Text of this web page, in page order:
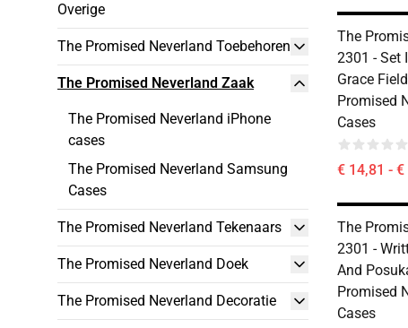
Overige
The Promised Neverland Toebehoren
The Promised Neverland Zaak
The Promised Neverland iPhone
cases
The Promised Neverland Samsung
Cases
The Promised Neverland Tekenaars
The Promised Neverland Doek
The Promised Neverland Decoratie
The
2301 - Set
Grace
Promised
Cases
€ 14,81 -
The
2301 -
And
Promised
Cases